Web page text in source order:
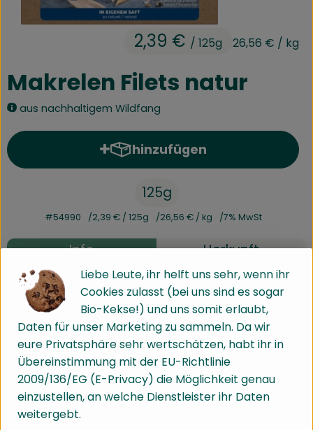
Bäckerei
Drogerie
Biomarkt Waldkirch
Makrelen Filets natur
aus nachhaltigem Wildfang
2,39 € / 125g 26,56 € / kg
hinzufügen
Produkt zum Warenkorb
125g
#54990 2,39 € / 125g 26,56 € / kg 7% MwSt
Info Herkunft
Info
aus nachhaltigem Wildfang
Produktinformationen
Zutaten
Liebe Leute, ihr helft uns sehr, wenn ihr
Cookies zulasst (bei uns sind es sogar
Bio-Kekse!) und uns somit erlaubt,
Daten für unser Marketing zu sammeln. Da wir
eure Privatsphäre sehr wertschätzen, habt ihr in
Übereinstimmung mit der EU-Richtlinie
2009/136/EG (E-Privacy) die Möglichkeit genau
einzustellen, an welche Dienstleister ihr Daten
weitergebt.